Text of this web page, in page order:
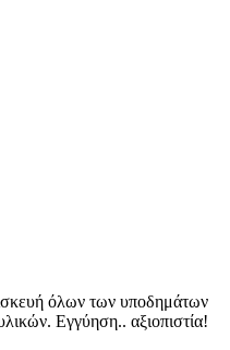
όλων των υποδημάτων
Εγγύηση.. αξιοπιστία!